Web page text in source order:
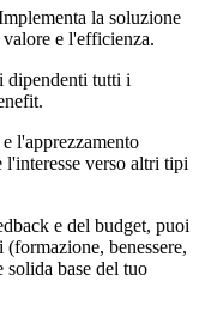
la soluzione
e l'efficienza.
dipendenti tutti i
l'apprezzamento
l'interesse verso altri tipi
e del budget, puoi
benessere,
base del tuo